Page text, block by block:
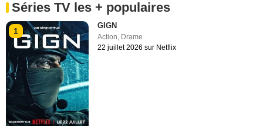
Séries TV les + populaires
1
GIGN
Action, Drame
22 juillet 2026 sur Netflix